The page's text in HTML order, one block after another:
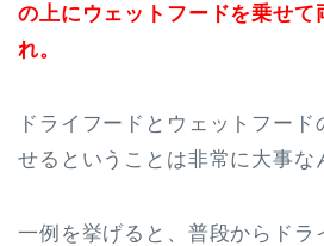
の上にウェットフードを乗せて
れ。
ドライフードとウェットフード
せるということは非常に大事な
一例を挙げると、普段からドラ